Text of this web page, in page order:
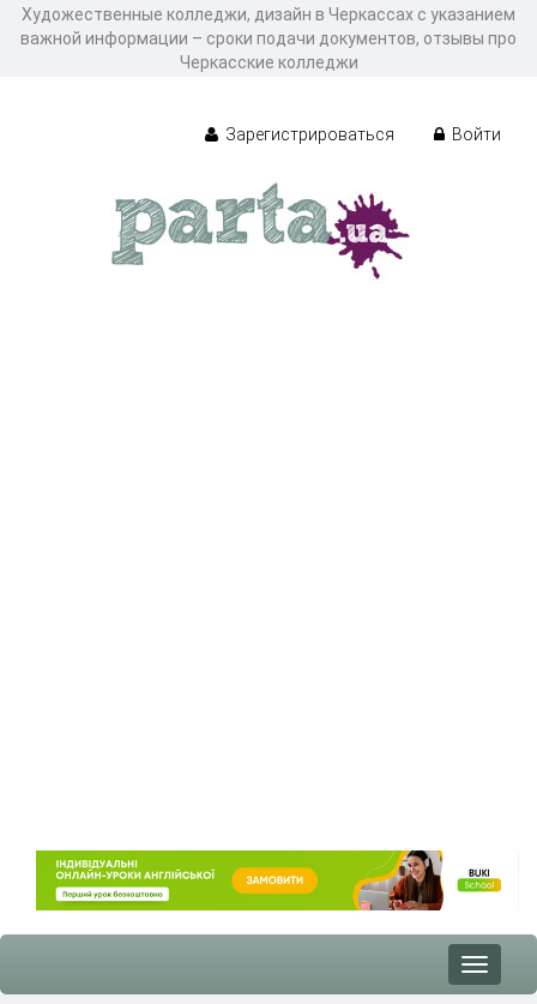
Художественные колледжи, дизайн в Черкассах с указанием
важной информации – сроки подачи документов, отзывы про
Черкасские колледжи
Зарегистрироваться Войти
Toggle